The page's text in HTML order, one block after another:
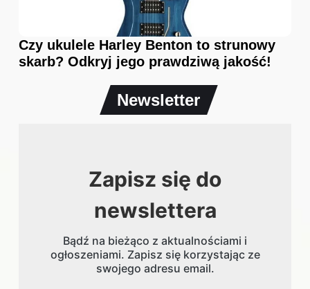
Czy ukulele Harley Benton to strunowy
skarb? Odkryj jego prawdziwą jakość!
Newsletter
Zapisz się do
newslettera
Bądź na bieżąco z aktualnościami i
ogłoszeniami. Zapisz się korzystając ze
swojego adresu email.